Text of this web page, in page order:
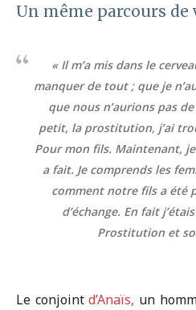
Un même parcours de
« Il m’a mis dans le
manquer de tout ; que je
que nous n’aurions pas
petit, la prostitution, j’ai
Pour mon fils. Maintenant,
a fait. Je comprends les
comment notre fils a été
d’échange. En fait
Prostitution et
Le conjointd’Anaïs, un